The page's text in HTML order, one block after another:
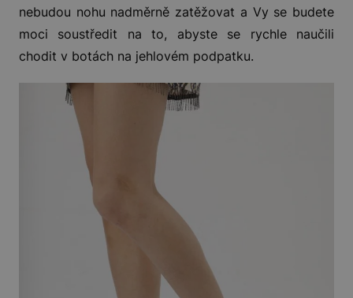
nebudou nohu nadměrně zatěžovat a Vy se budete
moci soustředit na to, abyste se rychle naučili
chodit v botách na jehlovém podpatku.